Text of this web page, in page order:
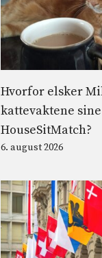
Hvorfor elsker
kattevaktene
HouseSitMatch?
6. august 2026